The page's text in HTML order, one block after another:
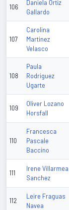
106
Daniela Ortiz
Gallardo
107
Carolina
Martinez
Velasco
108
Paula
Rodriguez
Ugarte
109
Oliver Lozano
Horsfall
110
Francesca
Pascale
Baccino
111
Irene Villarmea
Sanchez
112
Leire Fraguas
Navea